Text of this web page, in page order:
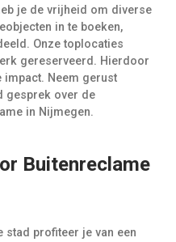
je de vrijheid om diverse
in te boeken,
Onze toplocaties
gereserveerd. Hierdoor
impact. Neem gerust
gesprek over de
in Nijmegen.
Buitenreclame
stad profiteer je van een